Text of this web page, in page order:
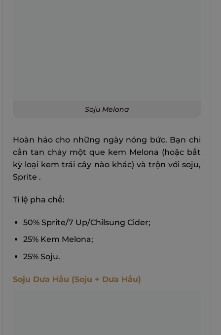
Soju Melona
Hoàn hảo cho những ngày nóng bức. Bạn chỉ
cần tan chảy một que kem Melona (hoặc bất
kỳ loại kem trái cây nào khác) và trộn với soju,
Sprite .
Tỉ lệ pha chế:
50% Sprite/7 Up/Chilsung Cider;
25% Kem Melona;
25% Soju.
Soju Dưa Hấu (Soju + Dưa Hấu)